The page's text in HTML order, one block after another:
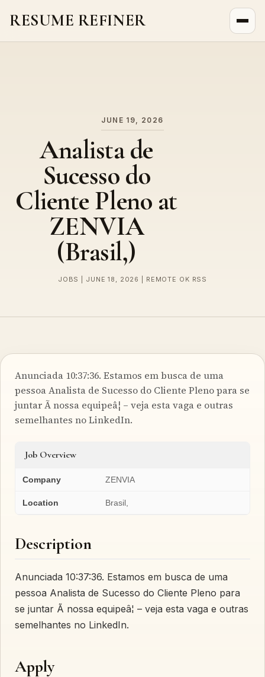
RESUME REFINER
JUNE 19, 2026
Analista de
Sucesso do
Cliente Pleno at
ZENVIA
(Brasil,)
JOBS | JUNE 18, 2026 | REMOTE OK RSS
Anunciada 10:37:36. Estamos em busca de uma
pessoa Analista de Sucesso do Cliente Pleno para se
juntar Ã nossa equipeâ¦ – veja esta vaga e outras
semelhantes no LinkedIn.
Job Overview
Company ZENVIA
Location Brasil,
Description
Anunciada 10:37:36. Estamos em busca de uma
pessoa Analista de Sucesso do Cliente Pleno para
se juntar Ã nossa equipeâ¦ – veja esta vaga e outras
semelhantes no LinkedIn.
Apply